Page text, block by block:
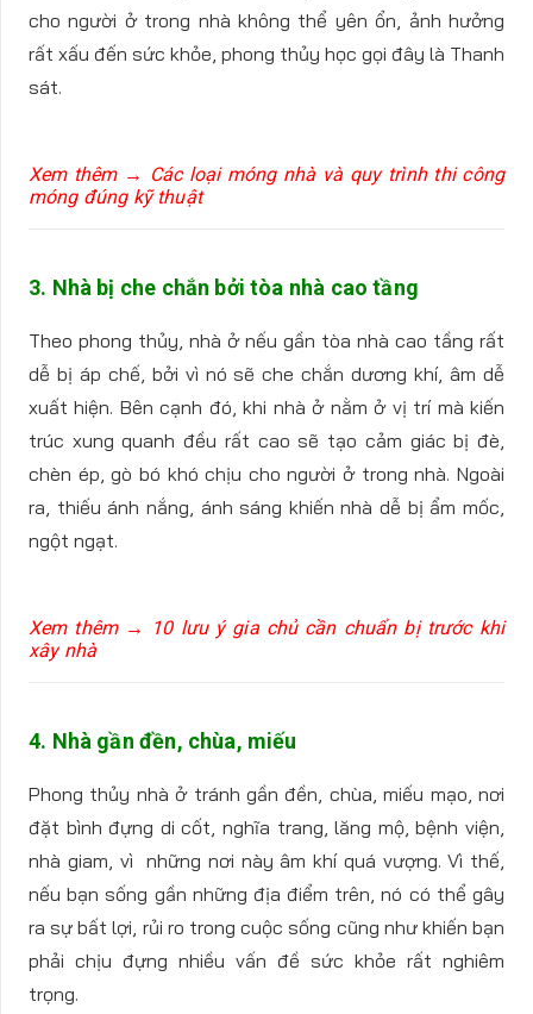
cho người ở trong nhà không thể yên ổn, ảnh hưởng
rất xấu đến sức khỏe, phong thủy học gọi đây là Thanh
sát.
Xem thêm → Các loại móng nhà và quy trình thi công
móng đúng kỹ thuật
3. Nhà bị che chắn bởi tòa nhà cao tầng
Theo phong thủy, nhà ở nếu gần tòa nhà cao tầng rất
dễ bị áp chế, bởi vì nó sẽ che chắn dương khí, âm dễ
xuất hiện. Bên cạnh đó, khi nhà ở nằm ở vị trí mà kiến
trúc xung quanh đều rất cao sẽ tạo cảm giác bị đè,
chèn ép, gò bó khó chịu cho người ở trong nhà. Ngoài
ra, thiếu ánh nắng, ánh sáng khiến nhà dễ bị ẩm mốc,
ngột ngạt.
Xem thêm → 10 lưu ý gia chủ cần chuẩn bị trước khi
xây nhà
4. Nhà gần đền, chùa, miếu
Phong thủy nhà ở tránh gần đền, chùa, miếu mạo, nơi
đặt bình đựng di cốt, nghĩa trang, lăng mộ, bệnh viện,
nhà giam, vì những nơi này âm khí quá vượng. Vì thế,
nếu bạn sống gần những địa điểm trên, nó có thể gây
ra sự bất lợi, rủi ro trong cuộc sống cũng như khiến bạn
phải chịu đựng nhiều vấn đề sức khỏe rất nghiêm
trọng.